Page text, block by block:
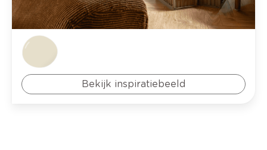
Bekijk inspiratiebeeld